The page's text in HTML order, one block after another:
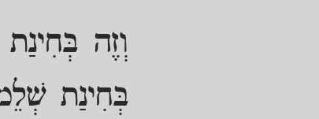
וְזֶה
בְּחִינַת